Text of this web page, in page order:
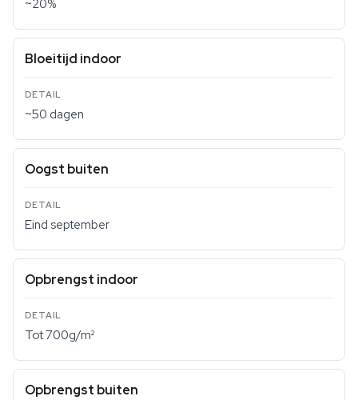
~20%
Bloeitijd indoor
~50 dagen
Oogst buiten
Eind september
Opbrengst indoor
Tot 700g/m²
Opbrengst buiten